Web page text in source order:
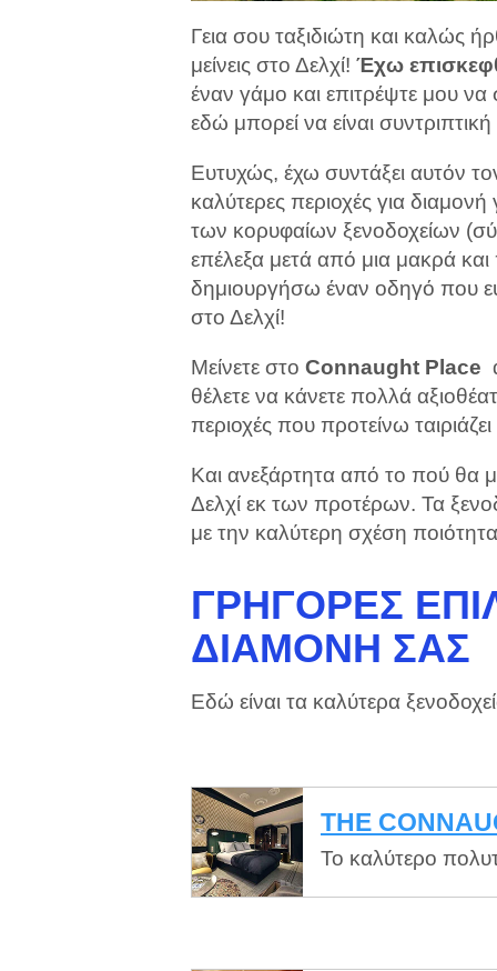
Γεια σου ταξιδιώτη και καλώς
μείνεις στο Δελχί! Έχω
έναν γάμο και επιτρέψτε μου
εδώ μπορεί να είναι συντριπτική
Ευτυχώς, έχω συντάξει αυτόν
καλύτερες περιοχές για
των κορυφαίων ξενοδοχείων
επέλεξα μετά από μια μακρά
δημιουργήσω έναν οδηγό που
στο Δελχί!
Μείνετε στο Connaught Place
θέλετε να κάνετε πολλά
περιοχές που προτείνω
Και ανεξάρτητα από το πού θα
Δελχί εκ των προτέρων. Τα
με την καλύτερη σχέση
ΓΡΉΓΟΡΕΣ
ΔΙΑΜΟΝΉ ΣΑΣ
Εδώ είναι τα καλύτερα
THE
Το καλύτερο